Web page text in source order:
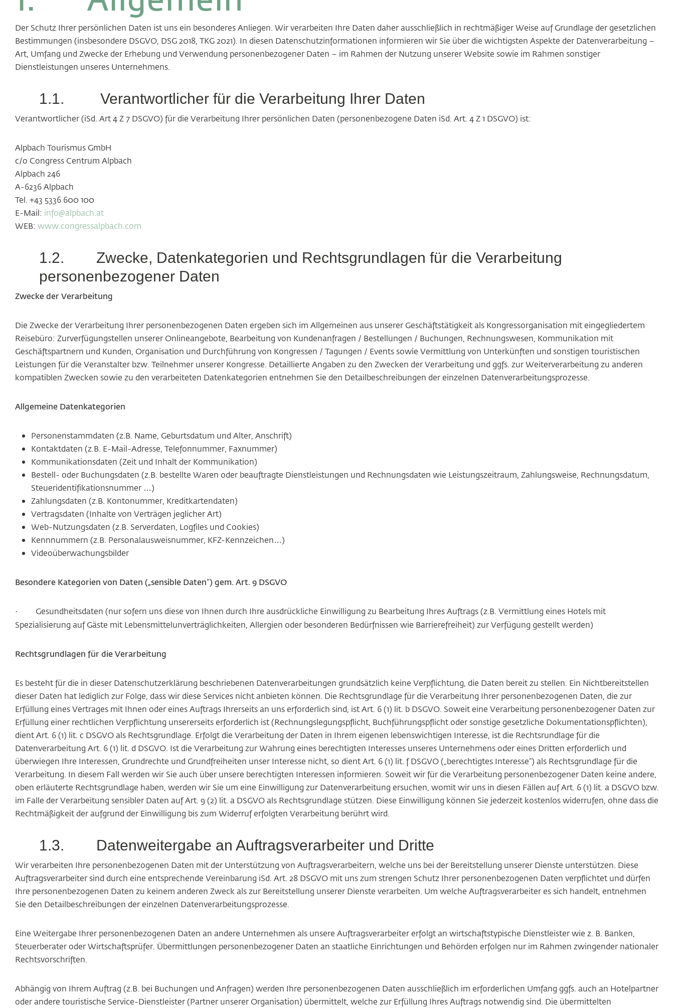
Der Schutz Ihrer persönlichen Daten ist uns ein besonderes Anliegen. Wir verarbeiten Ihre Daten daher ausschließlich in rechtmäßiger Weise auf Grundlage der gesetzlichen
Bestimmungen (insbesondere DSGVO, DSG 2018, TKG 2021). In diesen Datenschutzinformationen informieren wir Sie über die wichtigsten Aspekte der Datenverarbeitung –
Art, Umfang und Zwecke der Erhebung und Verwendung personenbezogener Daten – im Rahmen der Nutzung unserer Website sowie im Rahmen sonstiger
Dienstleistungen unseres Unternehmens.
1.1. Verantwortlicher für die Verarbeitung Ihrer Daten
Verantwortlicher (iSd. Art 4 Z 7 DSGVO) für die Verarbeitung Ihrer persönlichen Daten (personenbezogene Daten iSd. Art. 4 Z 1 DSGVO) ist:
Alpbach Tourismus GmbH
c/o Congress Centrum Alpbach
Alpbach 246
A-6236 Alpbach
Tel. +43 5336 600 100
E-Mail: info@alpbach.at
WEB: www.congressalpbach.com
1.2. Zwecke, Datenkategorien und Rechtsgrundlagen für die Verarbeitung
personenbezogener Daten
Zwecke der Verarbeitung
Die Zwecke der Verarbeitung Ihrer personenbezogenen Daten ergeben sich im Allgemeinen aus unserer Geschäftstätigkeit als Kongressorganisation mit eingegliedertem
Reisebüro: Zurverfügungstellen unserer Onlineangebote, Bearbeitung von Kundenanfragen / Bestellungen / Buchungen, Rechnungswesen, Kommunikation mit
Geschäftspartnern und Kunden, Organisation und Durchführung von Kongressen / Tagungen / Events sowie Vermittlung von Unterkünften und sonstigen touristischen
Leistungen für die Veranstalter bzw. Teilnehmer unserer Kongresse. Detaillierte Angaben zu den Zwecken der Verarbeitung und ggfs. zur Weiterverarbeitung zu anderen
kompatiblen Zwecken sowie zu den verarbeiteten Datenkategorien entnehmen Sie den Detailbeschreibungen der einzelnen Datenverarbeitungsprozesse.
Allgemeine Datenkategorien
Personenstammdaten (z.B. Name, Geburtsdatum und Alter, Anschrift)
Kontaktdaten (z.B. E-Mail-Adresse, Telefonnummer, Faxnummer)
Kommunikationsdaten (Zeit und Inhalt der Kommunikation)
Bestell- oder Buchungsdaten (z.B. bestellte Waren oder beauftragte Dienstleistungen und Rechnungsdaten wie Leistungszeitraum, Zahlungsweise, Rechnungsdatum,
Steueridentifikationsnummer …)
Zahlungsdaten (z.B. Kontonummer, Kreditkartendaten)
Vertragsdaten (Inhalte von Verträgen jeglicher Art)
Web-Nutzungsdaten (z.B. Serverdaten, Logfiles und Cookies)
Kennnummern (z.B. Personalausweisnummer, KFZ-Kennzeichen…)
Videoüberwachungsbilder
Besondere Kategorien von Daten („sensible Daten“) gem. Art. 9 DSGVO
· Gesundheitsdaten (nur sofern uns diese von Ihnen durch Ihre ausdrückliche Einwilligung zu Bearbeitung Ihres Auftrags (z.B. Vermittlung eines Hotels mit
Spezialisierung auf Gäste mit Lebensmittelunverträglichkeiten, Allergien oder besonderen Bedürfnissen wie Barrierefreiheit) zur Verfügung gestellt werden)
Rechtsgrundlagen für die Verarbeitung
Es besteht für die in dieser Datenschutzerklärung beschriebenen Datenverarbeitungen grundsätzlich keine Verpflichtung, die Daten bereit zu stellen. Ein Nichtbereitstellen
dieser Daten hat lediglich zur Folge, dass wir diese Services nicht anbieten können. Die Rechtsgrundlage für die Verarbeitung Ihrer personenbezogenen Daten, die zur
Erfüllung eines Vertrages mit Ihnen oder eines Auftrags Ihrerseits an uns erforderlich sind, ist Art. 6 (1) lit. b DSGVO. Soweit eine Verarbeitung personenbezogener Daten zur
Erfüllung einer rechtlichen Verpflichtung unsererseits erforderlich ist (Rechnungslegungspflicht, Buchführungspflicht oder sonstige gesetzliche Dokumentationspflichten),
dient Art. 6 (1) lit. c DSGVO als Rechtsgrundlage. Erfolgt die Verarbeitung der Daten in Ihrem eigenen lebenswichtigen Interesse, ist die Rechtsrundlage für die
Datenverarbeitung Art. 6 (1) lit. d DSGVO. Ist die Verarbeitung zur Wahrung eines berechtigten Interesses unseres Unternehmens oder eines Dritten erforderlich und
überwiegen Ihre Interessen, Grundrechte und Grundfreiheiten unser Interesse nicht, so dient Art. 6 (1) lit. f DSGVO („berechtigtes Interesse“) als Rechtsgrundlage für die
Verarbeitung. In diesem Fall werden wir Sie auch über unsere berechtigten Interessen informieren. Soweit wir für die Verarbeitung personenbezogener Daten keine andere,
oben erläuterte Rechtsgrundlage haben, werden wir Sie um eine Einwilligung zur Datenverarbeitung ersuchen, womit wir uns in diesen Fällen auf Art. 6 (1) lit. a DSGVO bzw.
im Falle der Verarbeitung sensibler Daten auf Art. 9 (2) lit. a DSGVO als Rechtsgrundlage stützen. Diese Einwilligung können Sie jederzeit kostenlos widerrufen, ohne dass die
Rechtmäßigkeit der aufgrund der Einwilligung bis zum Widerruf erfolgten Verarbeitung berührt wird.
1.3. Datenweitergabe an Auftragsverarbeiter und Dritte
Wir verarbeiten Ihre personenbezogenen Daten mit der Unterstützung von Auftragsverarbeitern, welche uns bei der Bereitstellung unserer Dienste unterstützen. Diese
Auftragsverarbeiter sind durch eine entsprechende Vereinbarung iSd. Art. 28 DSGVO mit uns zum strengen Schutz Ihrer personenbezogenen Daten verpflichtet und dürfen
Ihre personenbezogenen Daten zu keinem anderen Zweck als zur Bereitstellung unserer Dienste verarbeiten. Um welche Auftragsverarbeiter es sich handelt, entnehmen
Sie den Detailbeschreibungen der einzelnen Datenverarbeitungsprozesse.
Eine Weitergabe Ihrer personenbezogenen Daten an andere Unternehmen als unsere Auftragsverarbeiter erfolgt an wirtschaftstypische Dienstleister wie z. B. Banken,
Steuerberater oder Wirtschaftsprüfer. Übermittlungen personenbezogener Daten an staatliche Einrichtungen und Behörden erfolgen nur im Rahmen zwingender nationaler
Rechtsvorschriften.
Abhängig von Ihrem Auftrag (z.B. bei Buchungen und Anfragen) werden Ihre personenbezogenen Daten ausschließlich im erforderlichen Umfang ggfs. auch an Hotelpartner
oder andere touristische Service-Dienstleister (Partner unserer Organisation) übermittelt, welche zur Erfüllung Ihres Auftrags notwendig sind. Die übermittelten